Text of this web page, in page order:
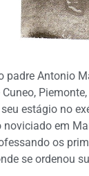
padre Antonio
estágio no
noviciado em
os
se ordenou